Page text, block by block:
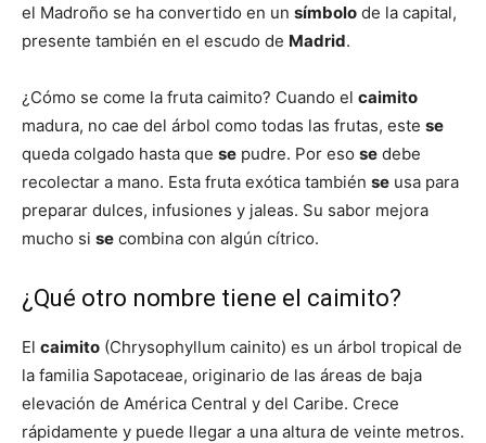
el Madroño se ha convertido en un símbolo de la capital,
presente también en el escudo de Madrid.
¿Cómo se come la fruta caimito? Cuando el caimito
madura, no cae del árbol como todas las frutas, este se
queda colgado hasta que se pudre. Por eso se debe
recolectar a mano. Esta fruta exótica también se usa para
preparar dulces, infusiones y jaleas. Su sabor mejora
mucho si se combina con algún cítrico.
¿Qué otro nombre tiene el caimito?
El caimito (Chrysophyllum cainito) es un árbol tropical de
la familia Sapotaceae, originario de las áreas de baja
elevación de América Central y del Caribe. Crece
rápidamente y puede llegar a una altura de veinte metros.